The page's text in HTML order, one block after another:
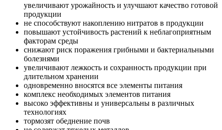
увеличивают урожайность и улучшают качество готовой
продукции
не способствуют накоплению нитратов в продукции
повышают устойчивость растений к неблагоприятным
факторам среды
снижают риск поражения грибными и бактериальными
болезнями
увеличивают лежкость и сохранность продукции при
длительном хранении
одновременно вносятся все элементы питания
комплекс необходимых элементов питания
высоко эффективны и универсальны в различных
технологиях
тормозят обеднение почв